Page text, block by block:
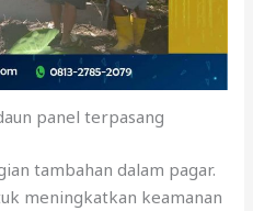
panel terpasang
tambahan dalam pagar.
meningkatkan keamanan